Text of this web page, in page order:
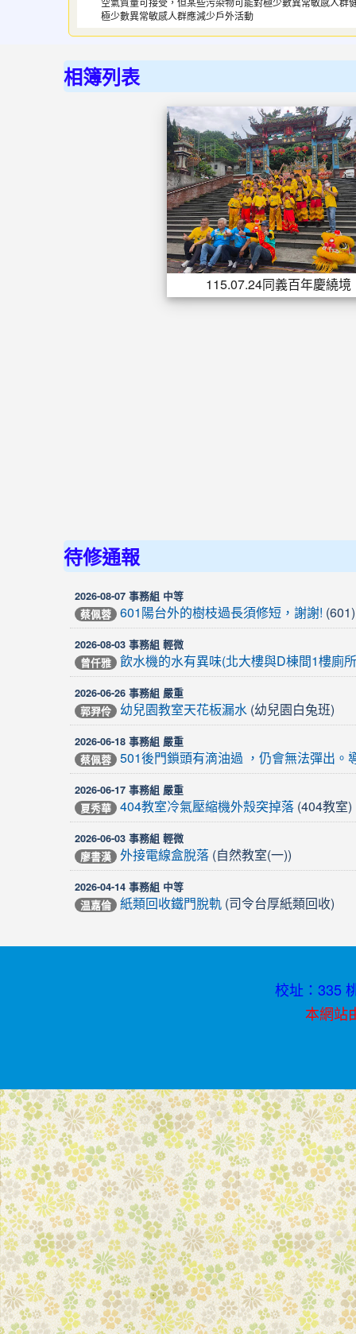
空氣質量可接受，但某些污染物可能對極少數異常敏感人群
極少數異常敏感人群應減少戶外活動
相簿列表
115.07.24同義百年慶繞境
待修通報
2026-08-07 事務組 中等
蔡佩蓉
601陽台外的樹枝過長須修短，謝謝! (601)
2026-08-03 事務組 輕微
曾仟雅
飲水機的水有異味(北大樓與D棟間1樓廁
2026-06-26 事務組 嚴重
郭羿伶
幼兒園教室天花板漏水 (幼兒園白兔班)
2026-06-18 事務組 嚴重
蔡佩蓉
501後門鎖頭有滴油過 ，仍會無法彈出。
2026-06-17 事務組 嚴重
夏秀華
404教室冷氣壓縮機外殼突掉落 (404教室)
2026-06-03 事務組 輕微
廖書漢
外接電線盒脫落 (自然教室(一))
2026-04-14 事務組 中等
温嘉倫
紙類回收鐵門脫軌 (司令台厚紙類回收)
校址：335
本網站